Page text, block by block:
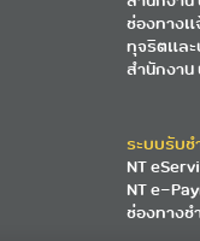
ช่องทางแ
ทุจริตแล
สำนักงาน
ระบบรับช
NT
NT e-
ช่องทางช